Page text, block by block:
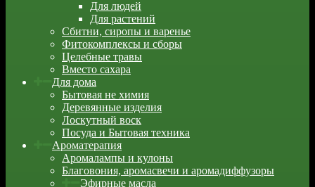
Для людей
Для растений
Сбитни, сиропы и варенье
Фитокомплексы и сборы
Целебные травы
Вместо сахара
Для дома
Бытовая не химия
Деревянные изделия
Лоскутный воск
Посуда и Бытовая техника
Ароматерапия
Аромалампы и кулоны
Благовония, аромасвечи и аромадиффузоры
Эфирные масла